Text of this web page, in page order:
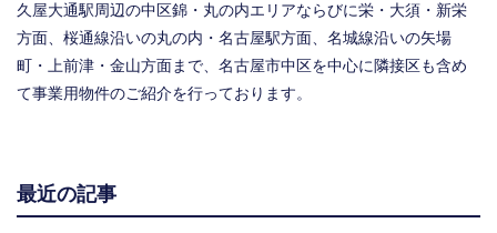
久屋大通駅周辺の中区錦・丸の内エリアならびに栄・大須・新栄
方面、桜通線沿いの丸の内・名古屋駅方面、名城線沿いの矢場
町・上前津・金山方面まで、名古屋市中区を中心に隣接区も含め
て事業用物件のご紹介を行っております。
最近の記事